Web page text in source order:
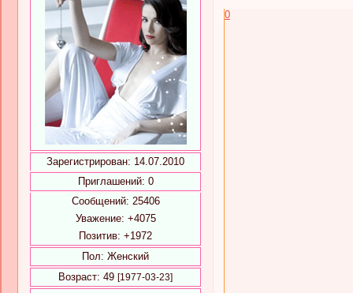
Зарегистрирован: 14.07.2010
Приглашений: 0
Сообщений: 25406
Уважение: +4075
Позитив: +1972
Пол: Женский
Возраст: 49 [1977-03-23]
0